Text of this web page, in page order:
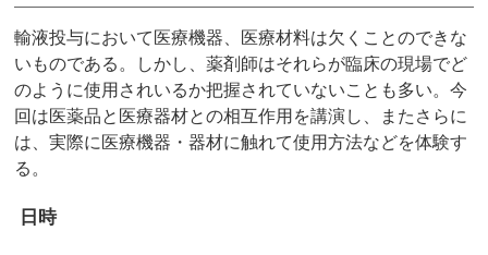
輸液投与において医療機器、医療材料は欠くことのできな
いものである。しかし、薬剤師はそれらが臨床の現場でど
のように使用されいるか把握されていないことも多い。今
回は医薬品と医療器材との相互作用を講演し、またさらに
は、実際に医療機器・器材に触れて使用方法などを体験す
る。
日時